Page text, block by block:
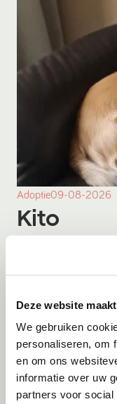
Deze website
We gebruiken
personaliseren, om
en om ons
informatie over uw
partners voor
Adoptie09-08-2026
Kito
Menen